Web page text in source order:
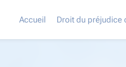
Accueil Droit du préjudice